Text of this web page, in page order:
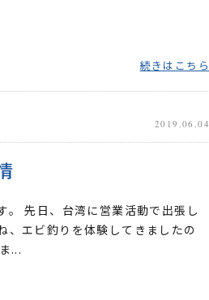
続きはこちら
2019.06.04
。 先日、台湾に営業活動で出張し
、エビ釣りを体験してきましたの
...